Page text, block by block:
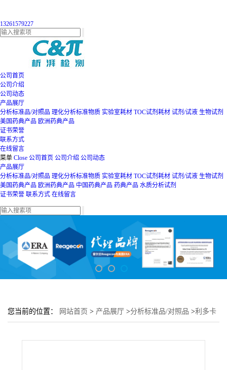
13261579227
公司首页
公司介绍
公司动态
产品展厅
分析标准品/对照品 理化分析标准物质 实验室耗材 TOC试剂耗材 试剂/试液 生物试剂
美国药典产品 欧洲药典产品
证书荣誉
联系方式
在线留言
菜单 Close 公司首页 公司介绍 公司动态
产品展厅
分析标准品/对照品 理化分析标准物质 实验室耗材 TOC试剂耗材 试剂/试液 生物试剂
美国药典产品 欧洲药典产品 中国药典产品 药典产品 水质分析试剂
证书荣誉 联系方式 在线留言
您当前的位置： 网站首页 > 产品展厅 >分析标准品/对照品 >利多卡